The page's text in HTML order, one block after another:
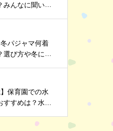
みんなに聞いた
パジャマ何着
選び方や冬にお
】保育園での水
すすめは？水筒
説